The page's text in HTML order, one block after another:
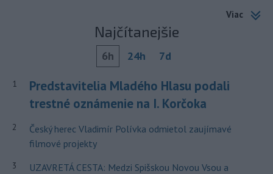
Viac
Najčítanejšie
6h 24h 7d
1
Predstavitelia Mladého Hlasu podali
trestné oznámenie na I. Korčoka
2
Český herec Vladimír Polívka odmietol zaujímavé
filmové projekty
3
UZAVRETÁ CESTA: Medzi Spišskou Novou Vsou a